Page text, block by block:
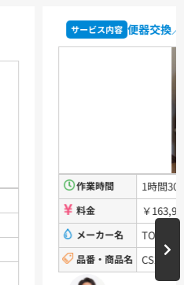
県さいたま市西区
込)